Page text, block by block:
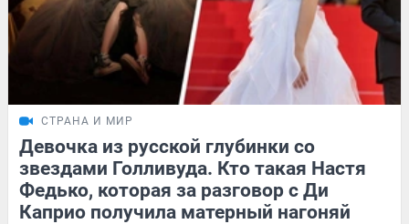
СТРАНА И МИР
Девочка из русской глубинки со
звездами Голливуда. Кто такая Настя
Федько, которая за разговор с Ди
Каприо получила матерный нагоняй